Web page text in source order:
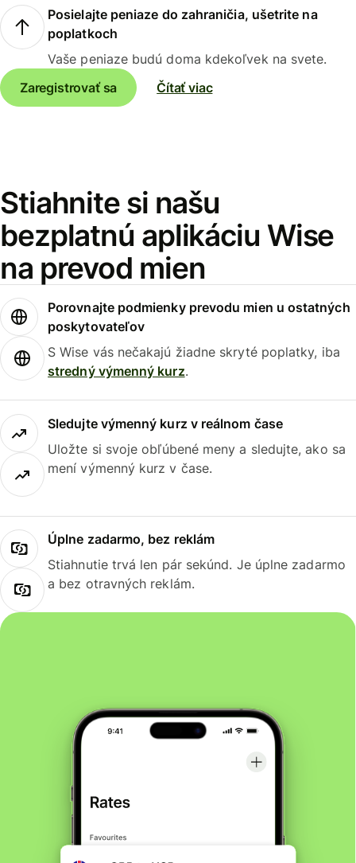
Posielajte peniaze do zahraničia, ušetrite na
poplatkoch
Vaše peniaze budú doma kdekoľvek na svete.
Zaregistrovať sa
Čítať viac
Stiahnite si našu
bezplatnú aplikáciu Wise
na prevod mien
Porovnajte podmienky prevodu mien u ostatných
poskytovateľov
S Wise vás nečakajú žiadne skryté poplatky, iba
stredný výmenný kurz.
Sledujte výmenný kurz v reálnom čase
Uložte si svoje obľúbené meny a sledujte, ako sa
mení výmenný kurz v čase.
Úplne zadarmo, bez reklám
Stiahnutie trvá len pár sekúnd. Je úplne zadarmo
a bez otravných reklám.